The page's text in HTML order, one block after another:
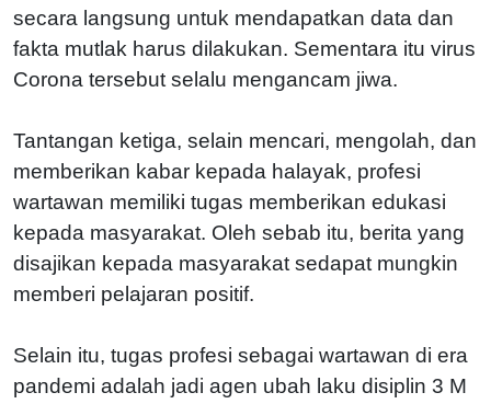
secara langsung untuk mendapatkan data dan
fakta mutlak harus dilakukan. Sementara itu virus
Corona tersebut selalu mengancam jiwa.
Tantangan ketiga, selain mencari, mengolah, dan
memberikan kabar kepada halayak, profesi
wartawan memiliki tugas memberikan edukasi
kepada masyarakat. Oleh sebab itu, berita yang
disajikan kepada masyarakat sedapat mungkin
memberi pelajaran positif.
Selain itu, tugas profesi sebagai wartawan di era
pandemi adalah jadi agen ubah laku disiplin 3 M